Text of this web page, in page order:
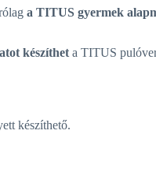
a TITUS gyermek
készíthet a TITUS
készíthető.